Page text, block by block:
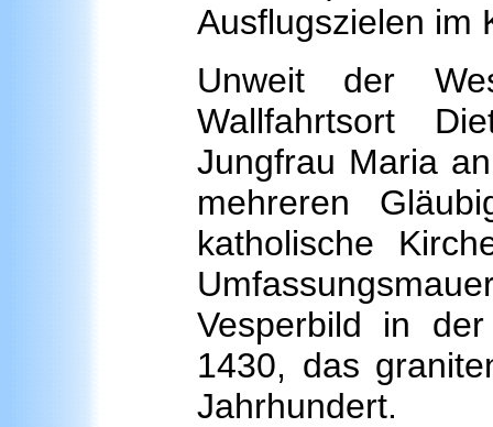
Ausflugszielen im
Unweit der
Wallfahrtsort
Jungfrau Maria
mehreren
katholische
Vesperbild in
1430, das
Jahrhundert.